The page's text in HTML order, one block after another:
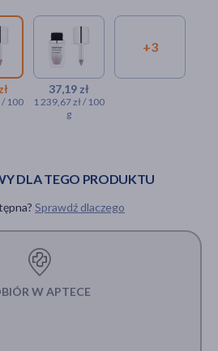
Neo Make Up, satynowe
cienie sypkie, 01 Milky Beige,
3 g
/ 100
Neo Make Up,
satynowe cienie
sypkie, 02 Peachy
Nude, 3 g
37,19 zł
1 239,67 zł / 100
g
Neo Make Up,
satynowe
+3
DLA TEGO PRODUKTU
Sprawdź dlaczego
W APTECE